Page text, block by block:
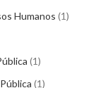
Humanos 1
1
1